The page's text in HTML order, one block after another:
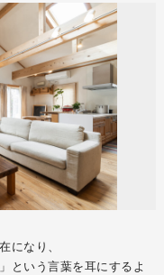
になり、
という言葉を耳にするよ